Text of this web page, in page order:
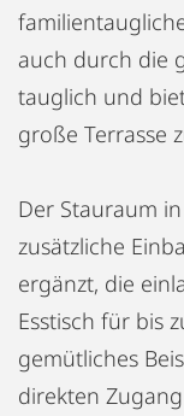
auch durch die
tauglich und
große Terrasse
Der Stauraum
zusätzliche
ergänzt, die
Esstisch für bis
gemütliches
direkten